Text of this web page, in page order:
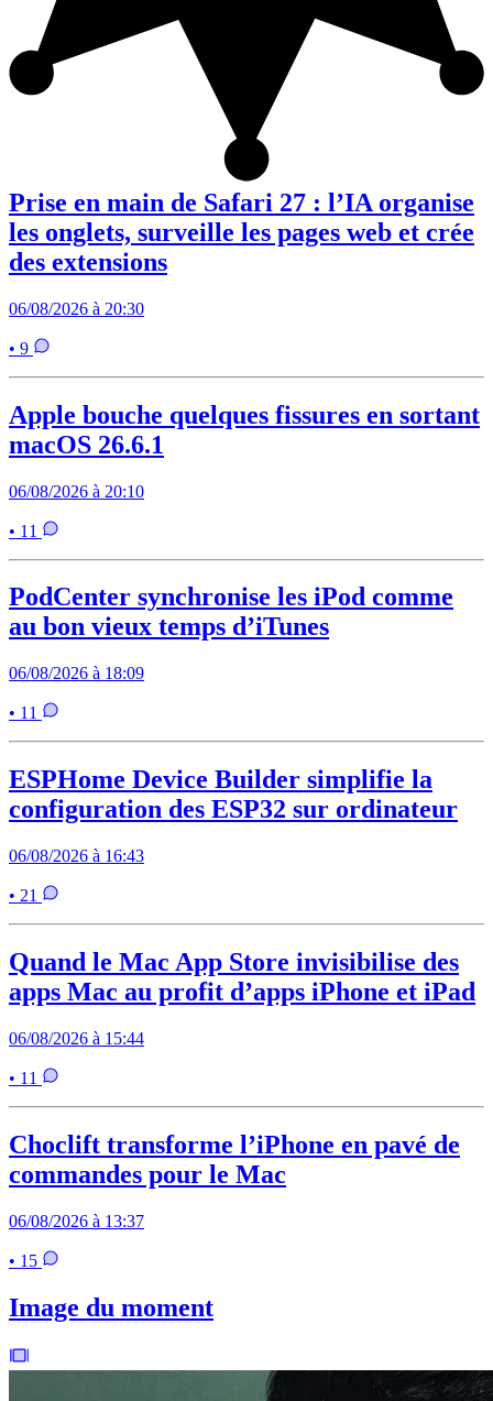
Prise en main de Safari 27 : l’IA organise
les onglets, surveille les pages web et crée
des extensions
06/08/2026 à 20:30
• 9
Apple bouche quelques fissures en sortant
macOS 26.6.1
06/08/2026 à 20:10
• 11
PodCenter synchronise les iPod comme
au bon vieux temps d’iTunes
06/08/2026 à 18:09
• 11
ESPHome Device Builder simplifie la
configuration des ESP32 sur ordinateur
06/08/2026 à 16:43
• 21
Quand le Mac App Store invisibilise des
apps Mac au profit d’apps iPhone et iPad
06/08/2026 à 15:44
• 11
Choclift transforme l’iPhone en pavé de
commandes pour le Mac
06/08/2026 à 13:37
• 15
Image du moment